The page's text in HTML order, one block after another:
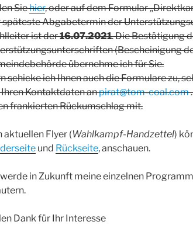
Siehier, oder auf dem Formular
späteste Abgabetermin der
ist der16.07.2021. Die Bestätigung
(Bescheinigung
übernehme ich für Sie.
schicke ich Ihnen auch die Formulare zu,
Kontaktdaten anpirat@tom-coal.com
frankierten Rückumschlag mit.
aktuellen Flyer (Wahlkampf-Handzettel)
und Rückseite, anschauen.
in Zukunft meine einzelnen
Dank für Ihr Interesse